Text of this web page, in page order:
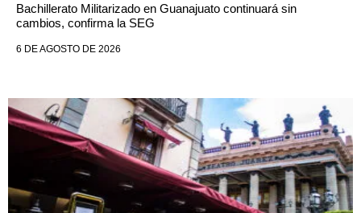
Bachillerato Militarizado en Guanajuato continuará sin
cambios, confirma la SEG
6 DE AGOSTO DE 2026